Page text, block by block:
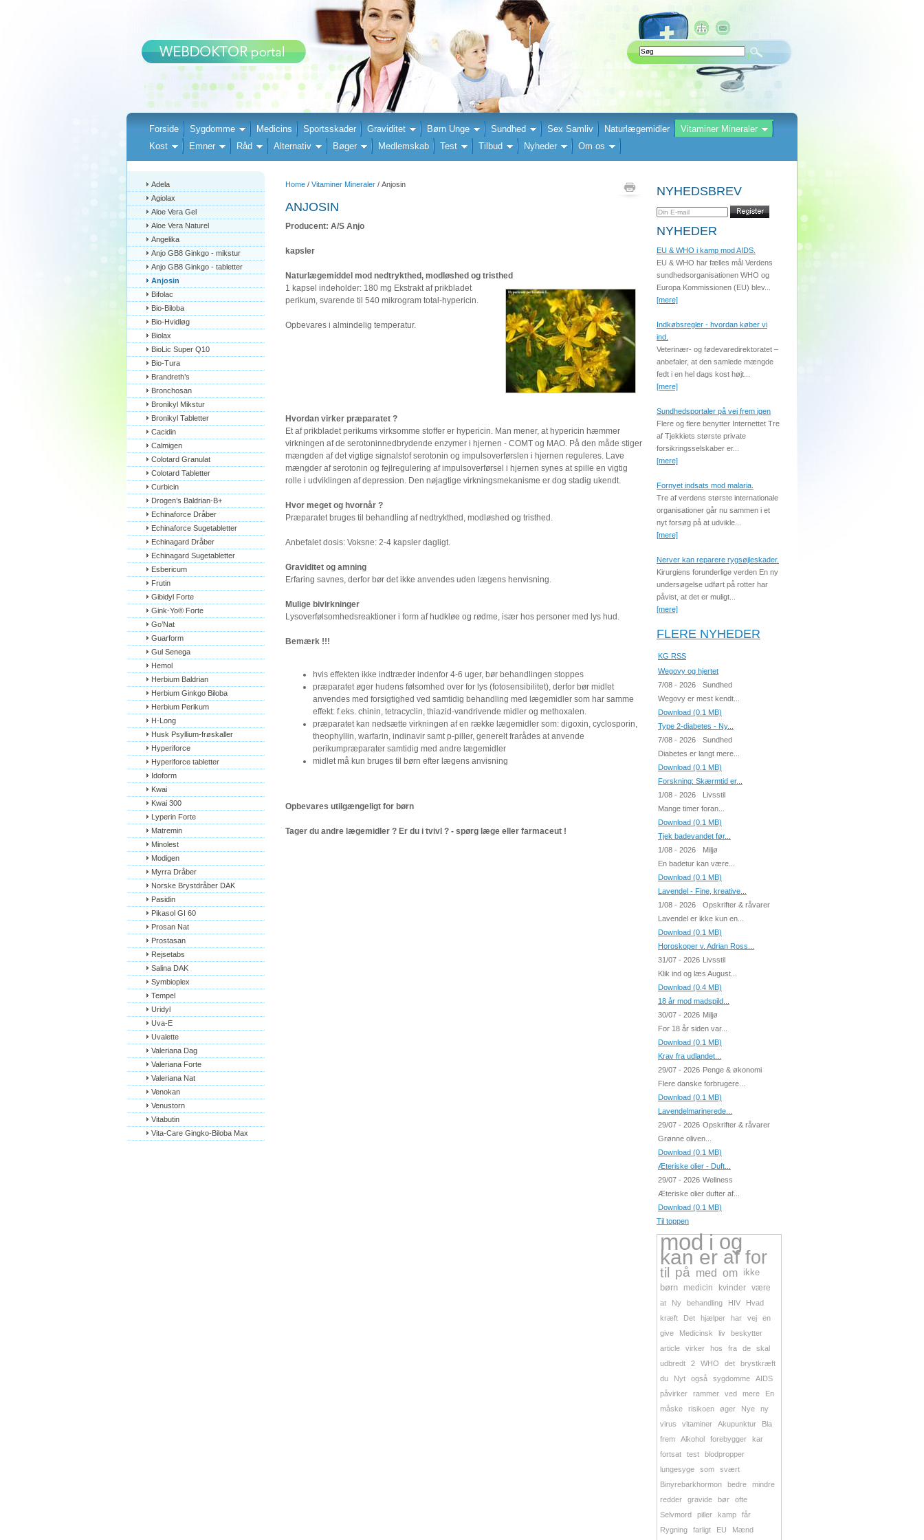
Forside Sygdomme Medicins Sportsskader Graviditet Børn Unge Sundhed Sex Samliv Naturlægemidler
Vitaminer Mineraler
Kost
Emner Råd Alternativ Bøger Medlemskab Test Tilbud Nyheder Om os
Adela
Agiolax
Aloe Vera Gel
Aloe Vera Naturel
Angelika
Anjo GB8 Ginkgo - mikstur
Anjo GB8 Ginkgo - tabletter
Anjosin
Bifolac
Bio-Biloba
Bio-Hvidløg
Biolax
BioLic Super Q10
Bio-Tura
Brandreth’s
Bronchosan
Bronikyl Mikstur
Bronikyl Tabletter
Cacidin
Calmigen
Colotard Granulat
Colotard Tabletter
Curbicin
Drogen’s Baldrian-B+
Echinaforce Dråber
Echinaforce Sugetabletter
Echinagard Dråber
Echinagard Sugetabletter
Esbericum
Frutin
Gibidyl Forte
Gink-Yo® Forte
Go’Nat
Guarform
Gul Senega
Hemol
Herbium Baldrian
Herbium Ginkgo Biloba
Herbium Perikum
H-Long
Husk Psyllium-frøskaller
Hyperiforce
Hyperiforce tabletter
Idoform
Kwai
Kwai 300
Lyperin Forte
Matremin
Minolest
Modigen
Myrra Dråber
Norske Brystdråber DAK
Pasidin
Pikasol GI 60
Prosan Nat
Prostasan
Rejsetabs
Salina DAK
Symbioplex
Tempel
Uridyl
Uva-E
Uvalette
Valeriana Dag
Valeriana Forte
Valeriana Nat
Venokan
Venustorn
Vitabutin
Vita-Care Gingko-Biloba Max
Home / Vitaminer Mineraler / Anjosin
ANJOSIN
Producent: A/S Anjo
kapsler
Naturlægemiddel mod nedtrykthed, modløshed og tristhed
1 kapsel indeholder: 180 mg Ekstrakt af prikbladet
perikum, svarende til 540 mikrogram total-hypericin.
Opbevares i almindelig temperatur.
Hvordan virker præparatet ?
Et af prikbladet perikums virksomme stoffer er hypericin. Man mener, at hypericin hæmmer
virkningen af de serotoninnedbrydende enzymer i hjernen - COMT og MAO. På den måde stiger
mængden af det vigtige signalstof serotonin og impulsoverførslen i hjernen reguleres. Lave
mængder af serotonin og fejlregulering af impulsoverførsel i hjernen synes at spille en vigtig
rolle i udviklingen af depression. Den nøjagtige virkningsmekanisme er dog stadig ukendt.
Hvor meget og hvornår ?
Præparatet bruges til behandling af nedtrykthed, modløshed og tristhed.
Anbefalet dosis: Voksne: 2-4 kapsler dagligt.
Graviditet og amning
Erfaring savnes, derfor bør det ikke anvendes uden lægens henvisning.
Mulige bivirkninger
Lysoverfølsomhedsreaktioner i form af hudkløe og rødme, især hos personer med lys hud.
Bemærk !!!
hvis effekten ikke indtræder indenfor 4-6 uger, bør behandlingen stoppes
præparatet øger hudens følsomhed over for lys (fotosensibilitet), derfor bør midlet
anvendes med forsigtighed ved samtidig behandling med lægemidler som har samme
effekt: f.eks. chinin, tetracyclin, thiazid-vandrivende midler og methoxalen.
præparatet kan nedsætte virkningen af en række lægemidler som: digoxin, cyclosporin,
theophyllin, warfarin, indinavir samt p-piller, generelt frarådes at anvende
perikumpræparater samtidig med andre lægemidler
midlet må kun bruges til børn efter lægens anvisning
Opbevares utilgængeligt for børn
Tager du andre lægemidler ? Er du i tvivl ? - spørg læge eller farmaceut !
NYHEDSBREV
NYHEDER
EU & WHO i kamp mod AIDS.
EU & WHO har fælles mål Verdens
sundhedsorganisationen WHO og
Europa Kommissionen (EU) blev...
[mere]
Indkøbsregler - hvordan køber vi
ind.
Veterinær- og fødevaredirektoratet –
anbefaler, at den samlede mængde
fedt i en hel dags kost højt...
[mere]
Sundhedsportaler på vej frem igen
Flere og flere benytter Internettet Tre
af Tjekkiets største private
forsikringsselskaber er...
[mere]
Fornyet indsats mod malaria.
Tre af verdens største internationale
organisationer går nu sammen i et
nyt forsøg på at udvikle...
[mere]
Nerver kan reparere rygsøjleskader.
Kirurgiens forunderlige verden En ny
undersøgelse udført på rotter har
påvist, at det er muligt...
[mere]
FLERE NYHEDER
KG RSS
Wegovy og hjertet
7/08 - 2026
Sundhed
Wegovy er mest kendt...
Download (0.1 MB)
Type 2-diabetes - Ny...
7/08 - 2026
Sundhed
Diabetes er langt mere...
Download (0.1 MB)
Forskning: Skærmtid er...
1/08 - 2026
Livsstil
Mange timer foran...
Download (0.1 MB)
Tjek badevandet før...
1/08 - 2026
Miljø
En badetur kan være...
Download (0.1 MB)
Lavendel - Fine, kreative...
1/08 - 2026
Opskrifter & råvarer
Lavendel er ikke kun en...
Download (0.1 MB)
Horoskoper v. Adrian Ross...
31/07 - 2026 Livsstil
Klik ind og læs August...
Download (0.4 MB)
18 år mod madspild...
30/07 - 2026 Miljø
For 18 år siden var...
Download (0.1 MB)
Krav fra udlandet...
29/07 - 2026 Penge & økonomi
Flere danske forbrugere...
Download (0.1 MB)
Lavendelmarinerede...
29/07 - 2026 Opskrifter & råvarer
Grønne oliven...
Download (0.1 MB)
Æteriske olier - Duft...
29/07 - 2026 Wellness
Æteriske olier dufter af...
Download (0.1 MB)
Til toppen
mod i og
kan er af for
til på med om ikke
børn
medicin kvinder
være
at
Ny behandling HIV
Hvad
kræft
Det hjælper har vej
en
give
Medicinsk liv
beskytter
article
virker hos fra de
skal
udbredt
2 WHO det
brystkræft
du
Nyt også sygdomme
AIDS
påvirker
rammer ved mere
En
måske
risikoen øger Nye
ny
virus
vitaminer Akupunktur
Bla
frem
Alkohol forebygger
kar
fortsat
test
blodpropper
lungesyge
som
svært
Binyrebarkhormon
bedre
mindre
redder
gravide bør
ofte
Selvmord
piller kamp
får
Rygning
farligt EU Mænd